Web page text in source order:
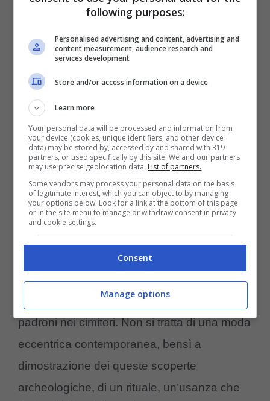
al corpo dell’umano deceduto.
Questo studio, avvalora le precedenti
ricerche e scoperte effettuate in molti siti,
risalenti alla stessa epoca, in Italia, Sud della
Francia e in Germania.
Per gli studiosi si tratta di “un’usanza rituale
stereotipata che fornisce una prova
inconfutabile del legame tra il cane e la
comunità in quell’epoca”.
Per tanto non sorprende come oggigiorno vi
sia la stessa necessità. Molte regione stanno
approvando la sepoltura dei cani con i
padroni nei cimiteri. Non si tratta di una moda
eccentrica contemporanea, bensì a
dimostrazione dei queste scoperte
archeologiche, di un rituale, un’usanza che
following purposes:
Personalised advertising and content, advertising and
content measurement, audience research and
services development
Store and/or access information on a device
Learn more
Your personal data will be processed and information from
your device (cookies, unique identifiers, and other device
data) may be stored by, accessed by and shared with 319
partners, or used specifically by this site. We and our partners
may use precise geolocation data. List of partners.
Some vendors may process your personal data on the basis
of legitimate interest, which you can object to by managing
your options below. Look for a link at the bottom of this page
or in the site menu to manage or withdraw consent in privacy
and cookie settings.
Consent
Manage options